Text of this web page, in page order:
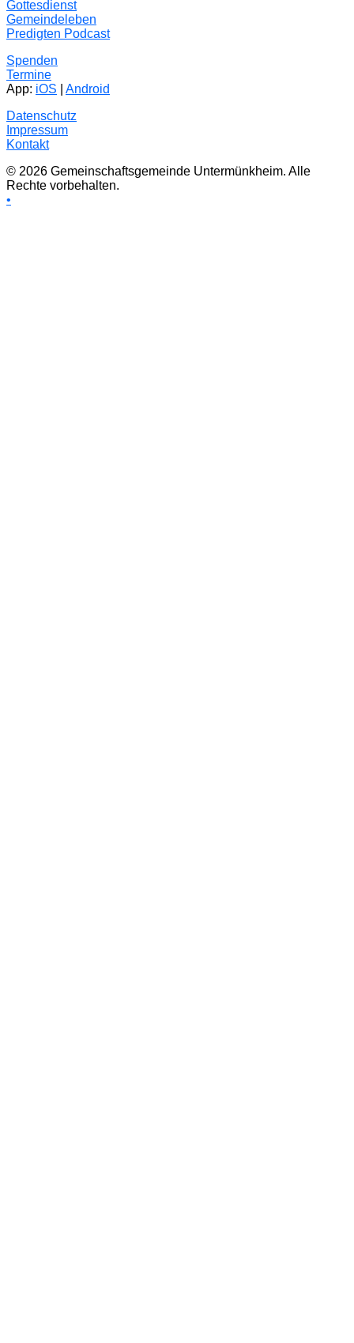
Gottesdienst
Gemeindeleben
Predigten Podcast
Spenden
Termine
App: iOS
Android
Datenschutz
Impressum
Kontakt
© 2026 Gemeinschaftsgemeinde Untermünkheim. Alle
Rechte vorbehalten.
•